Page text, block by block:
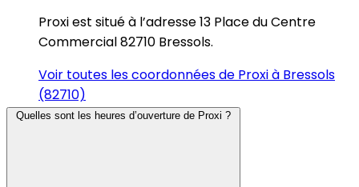
Proxi est situé à l’adresse 13 Place du Centre
Commercial 82710 Bressols.
Voir toutes les coordonnées de Proxi à Bressols
(82710)
Quelles sont les heures d’ouverture de Proxi ?